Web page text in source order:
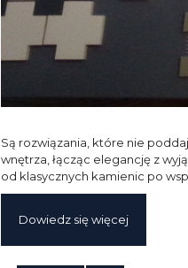
Są rozwiązania, które nie
wnętrza, łącząc elegancję z
od klasycznych kamienic po
Dowiedz się więcej